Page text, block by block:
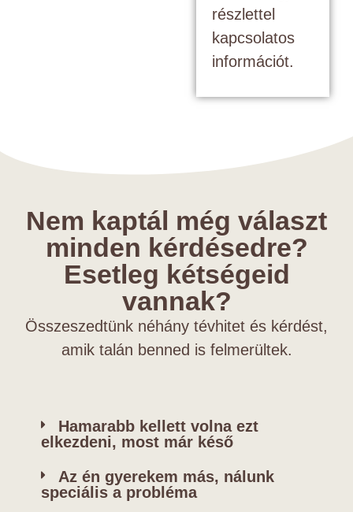
részlettel
kapcsolatos
információt.
Hamarabb kellett volna ezt
elkezdeni, most már késő
Az én gyerekem más, nálunk
speciális a probléma
Összeszedtünk néhány tévhitet és kérdést,
amik talán benned is felmerültek.
Nem kaptál még választ
minden kérdésedre?
Esetleg kétségeid
vannak?